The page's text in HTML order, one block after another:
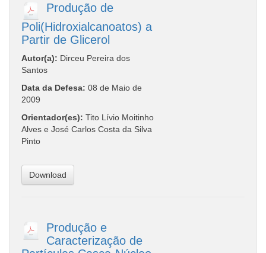
Produção de
Poli(Hidroxialcanoatos) a
Partir de Glicerol
Autor(a): Dirceu Pereira dos
Santos
Data da Defesa: 08 de Maio de
2009
Orientador(es): Tito Lívio Moitinho
Alves e José Carlos Costa da Silva
Pinto
Download
Produção e
Caracterização de